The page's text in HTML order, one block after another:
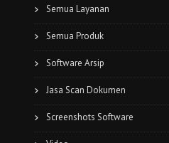
Semua Layanan
Semua Produk
Software Arsip
Jasa Scan Dokumen
Screenshots Software